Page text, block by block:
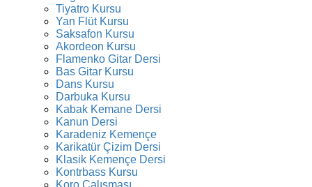
Tiyatro Kursu
Yan Flüt Kursu
Saksafon Kursu
Akordeon Kursu
Flamenko Gitar Dersi
Bas Gitar Kursu
Dans Kursu
Darbuka Kursu
Kabak Kemane Dersi
Kanun Dersi
Karadeniz Kemençe
Karikatür Çizim Dersi
Klasik Kemençe Dersi
Kontrbass Kursu
Koro Çalışması